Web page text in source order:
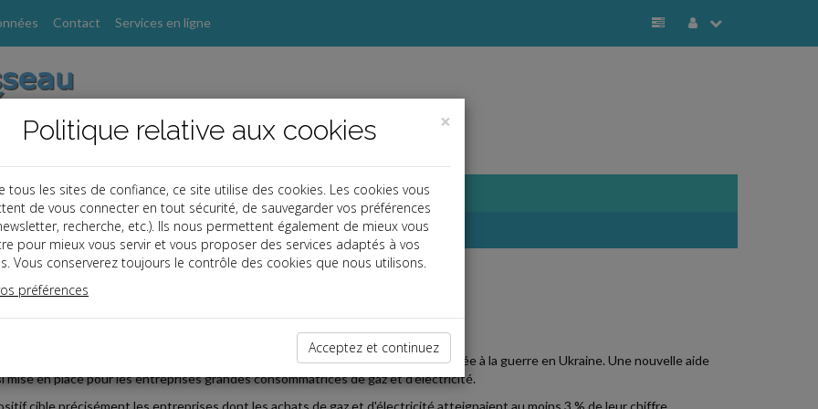
Contact Services en ligne
05-31
AIDE AUX ENTREPRISES POUR LA FOURNITURE D'ÉNERGIE
son soutien aux entreprises affectées par la hausse des prix de l'énergie liée à la guerre en Ukraine. Une nouvelle aide
mise en place pour les entreprises grandes consommatrices de gaz et d'électricité.
cible précisément les entreprises dont les achats de gaz et d'électricité atteignaient au moins 3 % de leur chiffre
×
Politique relative aux cookies
tous les sites de confiance, ce site utilise des cookies. Les cookies vous
de vous connecter en tout sécurité, de sauvegarder vos préférences
recherche, etc.). Ils nous permettent également de mieux vous
pour mieux vous servir et vous proposer des services adaptés à vos
Vous conserverez toujours le contrôle des cookies que nous utilisons.
préférences
Acceptez et continuez